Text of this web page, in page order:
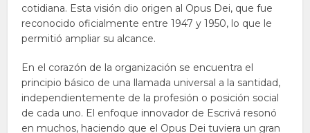
cotidiana. Esta visión dio origen al Opus Dei, que fue
reconocido oficialmente entre 1947 y 1950, lo que le
permitió ampliar su alcance.
En el corazón de la organización se encuentra el
principio básico de una llamada universal a la santidad,
independientemente de la profesión o posición social
de cada uno. El enfoque innovador de Escrivá resonó
en muchos, haciendo que el Opus Dei tuviera un gran